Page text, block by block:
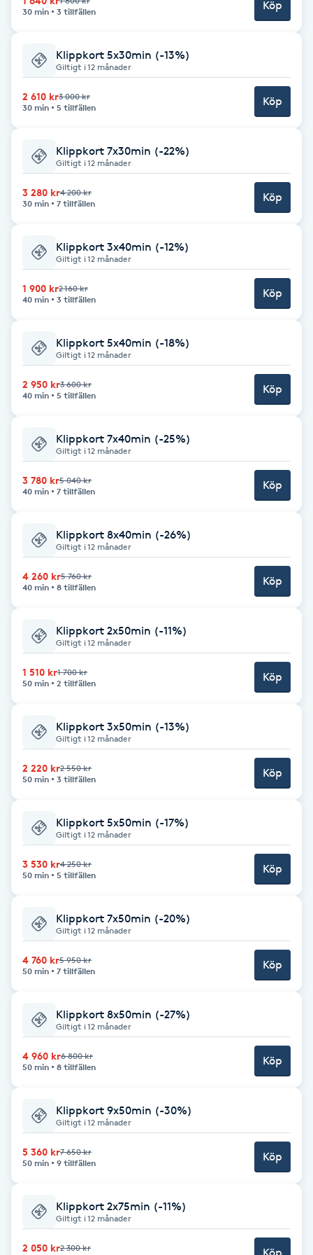
Babylights
Balayage
Bambumassage
BIAB
Blowout
Bottenfärg
Brynformning
Brynfärgning
Brynplockning
Bröllopsuppsättning
Celluliter
Coachning
Color correction
Cryoterapi
Damklippning
Dermapen
Diamantslipning
Enzympeeling
Extensions
Extensions borttagning
Eyeliner-tatuering
Face framing
Faceliftmassage
Fet hårbotten
Fettreducering
Fibromassage
Fillers
Fotmassage
30 min
3 tillfällen Köp
Klippkort 5x30min (-13%)
Giltigt i 12 månader
2 610 kr3 000 kr
30 min
5 tillfällen Köp
Klippkort 7x30min (-22%)
Giltigt i 12 månader
3 280 kr4 200 kr
30 min
7 tillfällen Köp
Klippkort 3x40min (-12%)
Giltigt i 12 månader
1 900 kr2 160 kr
40 min
3 tillfällen Köp
Klippkort 5x40min (-18%)
Giltigt i 12 månader
2 950 kr3 600 kr
40 min
5 tillfällen Köp
Klippkort 7x40min (-25%)
Giltigt i 12 månader
3 780 kr5 040 kr
40 min
7 tillfällen Köp
Klippkort 8x40min (-26%)
Giltigt i 12 månader
4 260 kr5 760 kr
40 min
8 tillfällen Köp
Klippkort 2x50min (-11%)
Giltigt i 12 månader
1 510 kr1 700 kr
50 min
2 tillfällen Köp
Klippkort 3x50min (-13%)
Giltigt i 12 månader
2 220 kr2 550 kr
50 min
3 tillfällen Köp
Klippkort 5x50min (-17%)
Giltigt i 12 månader
3 530 kr4 250 kr
50 min
5 tillfällen Köp
Klippkort 7x50min (-20%)
Giltigt i 12 månader
4 760 kr5 950 kr
50 min
7 tillfällen Köp
Klippkort 8x50min (-27%)
Giltigt i 12 månader
4 960 kr6 800 kr
50 min
8 tillfällen Köp
Klippkort 9x50min (-30%)
Giltigt i 12 månader
5 360 kr7 650 kr
50 min
9 tillfällen Köp
Klippkort 2x75min (-11%)
Giltigt i 12 månader
2 050 kr2 300 kr